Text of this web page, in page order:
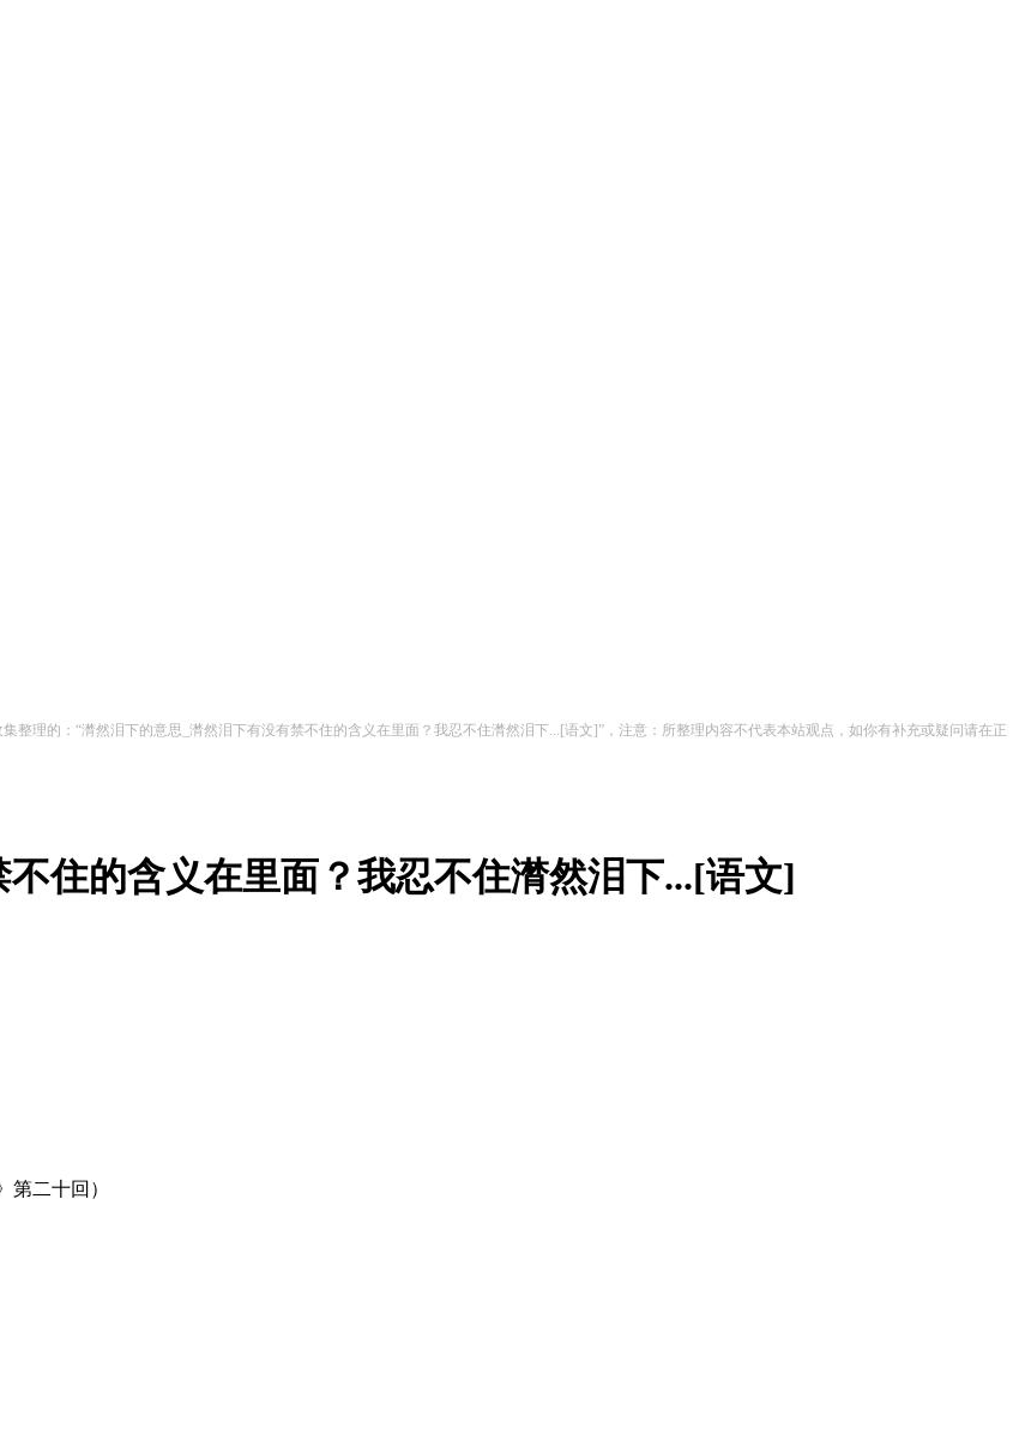
理的：“潸然泪下的意思_潸然泪下有没有禁不住的含义在里面？我忍不住潸然泪下...[语文]”，注意：所整理内容不代表本站观点，如你有补充或疑问请在正
住的含义在里面？我忍不住潸然泪下...[语文]
第二十回）